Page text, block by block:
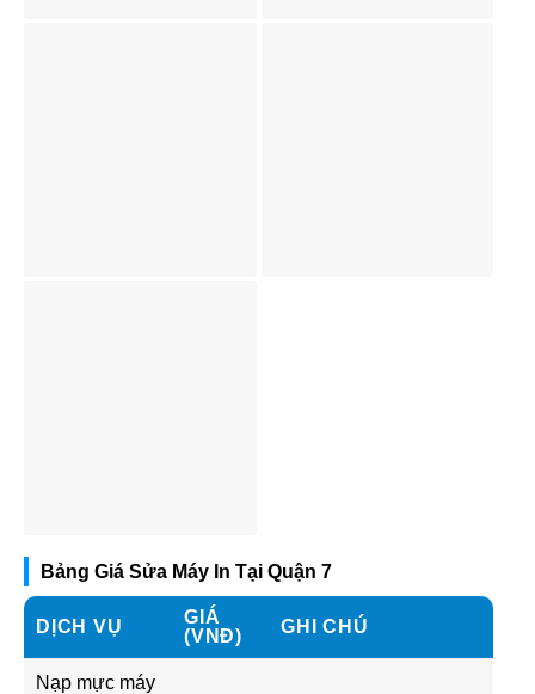
Bảng Giá Sửa Máy In Tại Quận 7
DỊCH VỤ
GIÁ
(VNĐ)
GHI CHÚ
Nạp mực máy